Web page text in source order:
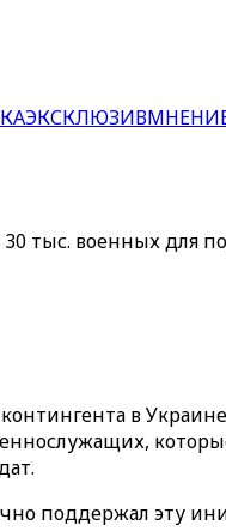
ЭКСКЛЮЗИВ
тыс. военных
в
поддержал эту